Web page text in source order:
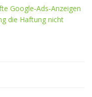
Google‑Ads‑Anzeigen
die Haftung nicht